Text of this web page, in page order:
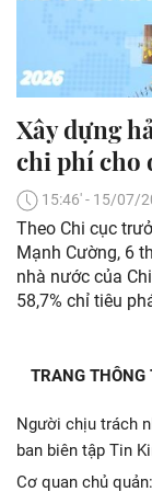
Xây dựng
chi phí cho
15:46' - 15/07/
Theo Chi cục
Mạnh Cường, 6
nhà nước của
58,7% chỉ tiêu
TRANG
Người chịu trách
ban biên tập Tin
Cơ quan chủ